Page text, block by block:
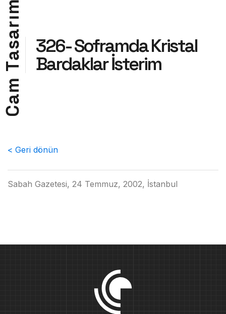
C
a
m
T
a
s
a
r
ı
m
326- Soframda Kristal
Bardaklar İsterim
< Geri dönün
Sabah Gazetesi, 24 Temmuz, 2002, İstanbul